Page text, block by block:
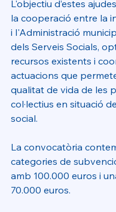
L'objectiu d’estes
la cooperació entre la
i l'Administració
dels Serveis Socials,
recursos existents i
actuacions que
qualitat de vida de les
col·lectius en situació
social.
La convocatòria
categories de
amb 100.000 euros i
70.000 euros.